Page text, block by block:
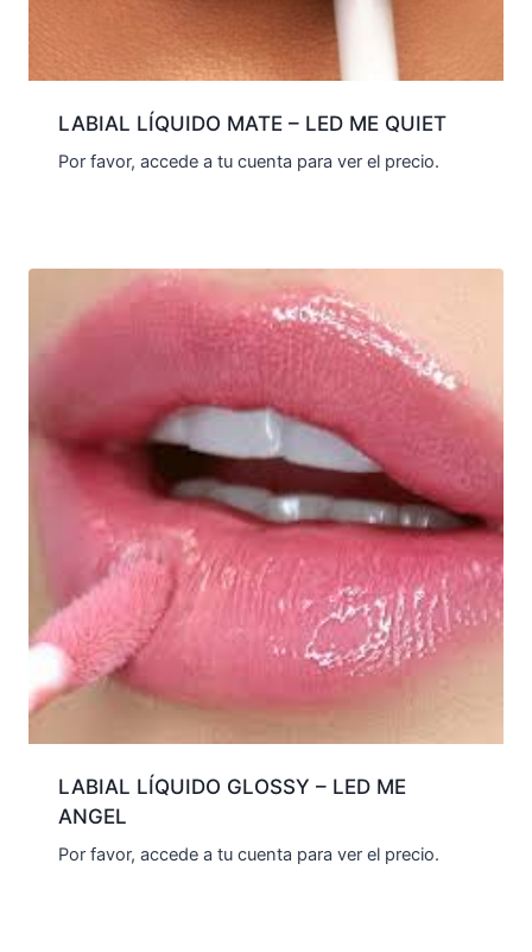
LABIAL LÍQUIDO MATE – LED ME QUIET
Por favor, accede a tu cuenta para ver el precio.
LABIAL LÍQUIDO GLOSSY – LED ME
ANGEL
Por favor, accede a tu cuenta para ver el precio.